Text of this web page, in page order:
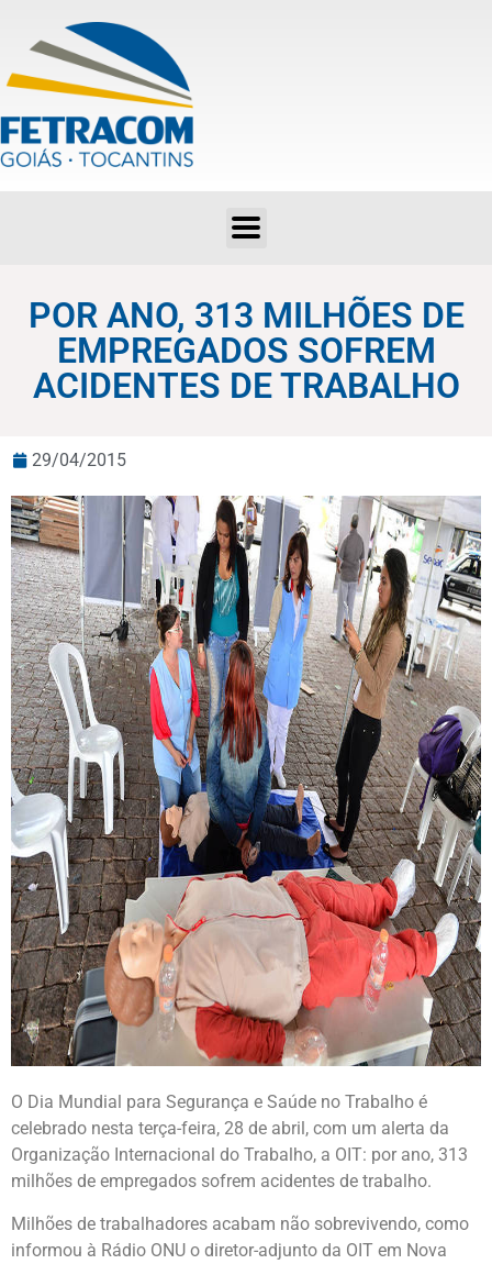
POR ANO, 313 MILHÕES DE
EMPREGADOS SOFREM
ACIDENTES DE TRABALHO
29/04/2015
O Dia Mundial para Segurança e Saúde no Trabalho é
celebrado nesta terça-feira, 28 de abril, com um alerta da
Organização Internacional do Trabalho, a OIT: por ano, 313
milhões de empregados sofrem acidentes de trabalho.
Milhões de trabalhadores acabam não sobrevivendo, como
informou à Rádio ONU o diretor-adjunto da OIT em Nova